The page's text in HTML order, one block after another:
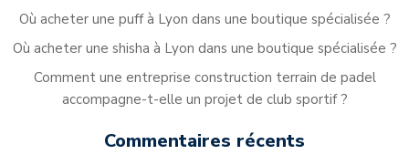
Où acheter une puff à Lyon dans une boutique spécialisée ?
Où acheter une shisha à Lyon dans une boutique spécialisée ?
Comment une entreprise construction terrain de padel
accompagne-t-elle un projet de club sportif ?
Commentaires récents